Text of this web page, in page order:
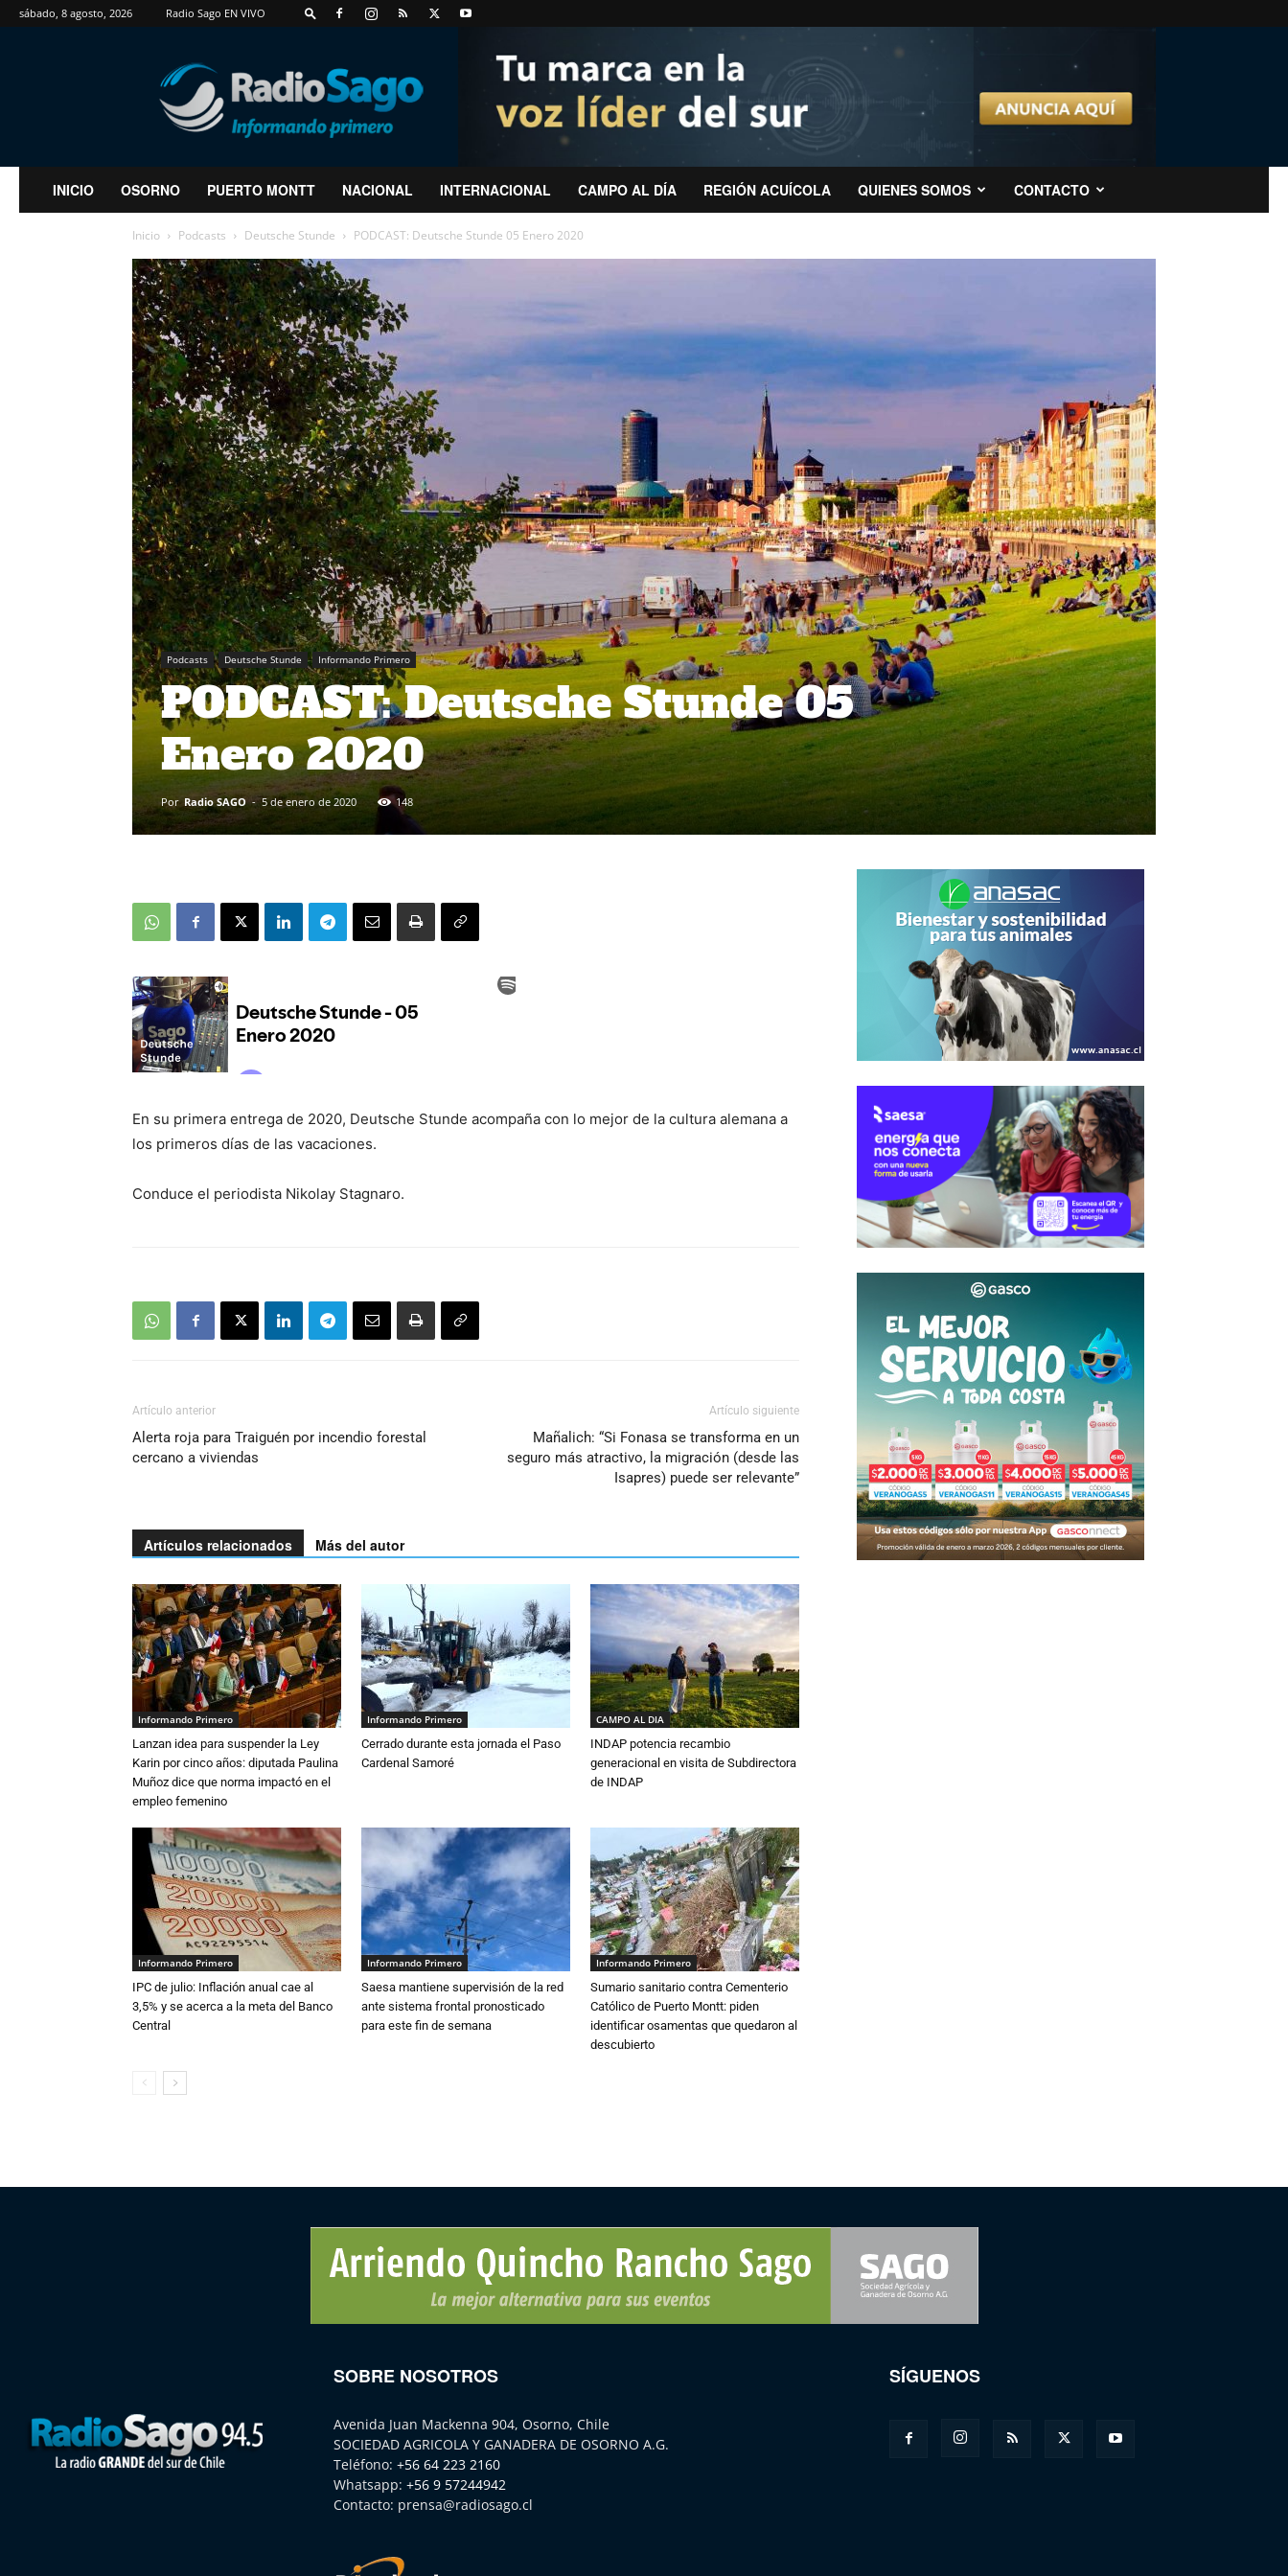
sábado, 8 agosto, 2026 Radio Sago EN VIVO
RadioSago
INICIO OSORNO PUERTO MONTT NACIONAL INTERNACIONAL CAMPO AL DÍA REGIÓN ACUÍCOLA QUIENES SOMOS CONTACTO
Inicio Podcasts Deutsche Stunde PODCAST: Deutsche Stunde 05 Enero 2020
Podcasts Deutsche Stunde Informando Primero
PODCAST: Deutsche Stunde 05
Enero 2020
Por Radio SAGO - 5 de enero de 2020 148
En su primera entrega de 2020, Deutsche Stunde acompaña con lo mejor de la cultura alemana a
los primeros días de las vacaciones.
Conduce el periodista Nikolay Stagnaro.
Artículo anterior
Alerta roja para Traiguén por incendio forestal
cercano a viviendas
Artículo siguiente
Mañalich: “Si Fonasa se transforma en un
seguro más atractivo, la migración (desde las
Isapres) puede ser relevante”
Artículos relacionados Más del autor
Informando Primero
Lanzan idea para suspender la Ley
Karin por cinco años: diputada Paulina
Muñoz dice que norma impactó en el
empleo femenino
Informando Primero
Cerrado durante esta jornada el Paso
Cardenal Samoré
CAMPO AL DIA
INDAP potencia recambio
generacional en visita de Subdirectora
de INDAP
Informando Primero
IPC de julio: Inflación anual cae al
3,5% y se acerca a la meta del Banco
Central
Informando Primero
Saesa mantiene supervisión de la red
ante sistema frontal pronosticado
para este fin de semana
Informando Primero
Sumario sanitario contra Cementerio
Católico de Puerto Montt: piden
identificar osamentas que quedaron al
descubierto
SOBRE NOSOTROS
Avenida Juan Mackenna 904, Osorno, Chile
SOCIEDAD AGRICOLA Y GANADERA DE OSORNO A.G.
Teléfono: +56 64 223 2160
Whatsapp: +56 9 57244942
Contacto: prensa@radiosago.cl
SÍGUENOS